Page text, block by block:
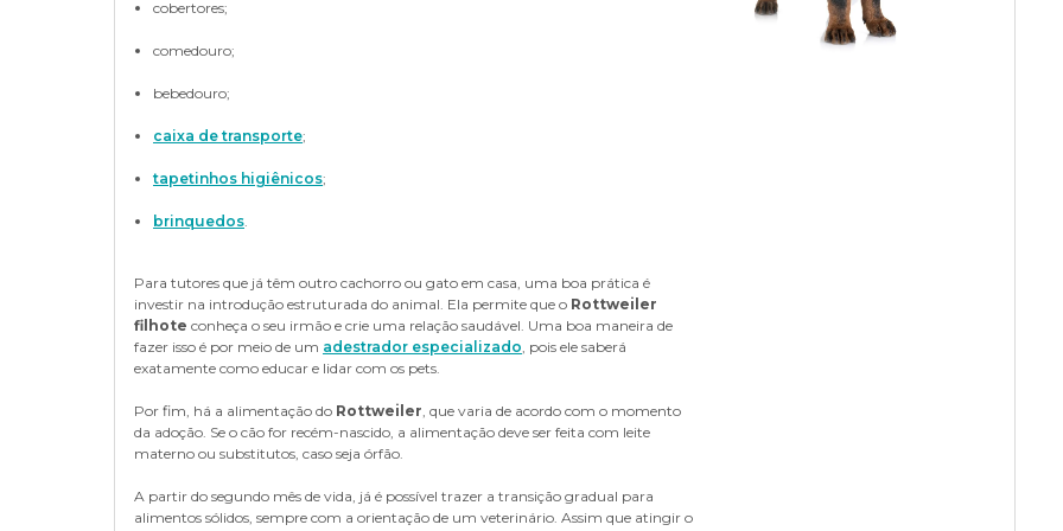
cobertores;
comedouro;
bebedouro;
caixa de transporte;
tapetinhos higiênicos;
brinquedos.
Para tutores que já têm outro cachorro ou gato em casa, uma boa prática é
investir na introdução estruturada do animal. Ela permite que o Rottweiler
filhote conheça o seu irmão e crie uma relação saudável. Uma boa maneira de
fazer isso é por meio de um adestrador especializado, pois ele saberá
exatamente como educar e lidar com os pets.
Por fim, há a alimentação do Rottweiler, que varia de acordo com o momento
da adoção. Se o cão for recém-nascido, a alimentação deve ser feita com leite
materno ou substitutos, caso seja órfão.
A partir do segundo mês de vida, já é possível trazer a transição gradual para
alimentos sólidos, sempre com a orientação de um veterinário. Assim que atingir o